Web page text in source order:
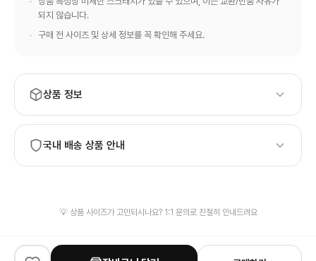
되지 않습니다.
구매 전 사이즈 및 상세 정보를 꼭 확인해 주세요.
상품 정보
브랜드:Fendi
모델번호:8177
국내 배송 상품 안내
발송 물류창고가 상이하여 신속한 배송을 위해 검수 사진이 제공
💡 상품 사이즈가 고민되시나요? 1:1 문의로 친절히 안내드려요